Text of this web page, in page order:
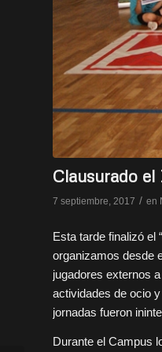
Clausurado
7 septiembre, 2017 / en
Esta tarde finalizó el
organizamos desde
jugadores externos
actividades de ocio
jornadas fueron
Durante el Campus